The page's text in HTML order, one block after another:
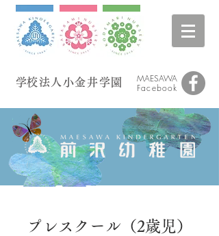
​学校法人小金井学園
MAESAWA
Facebook
​プレスクール（2歳児）